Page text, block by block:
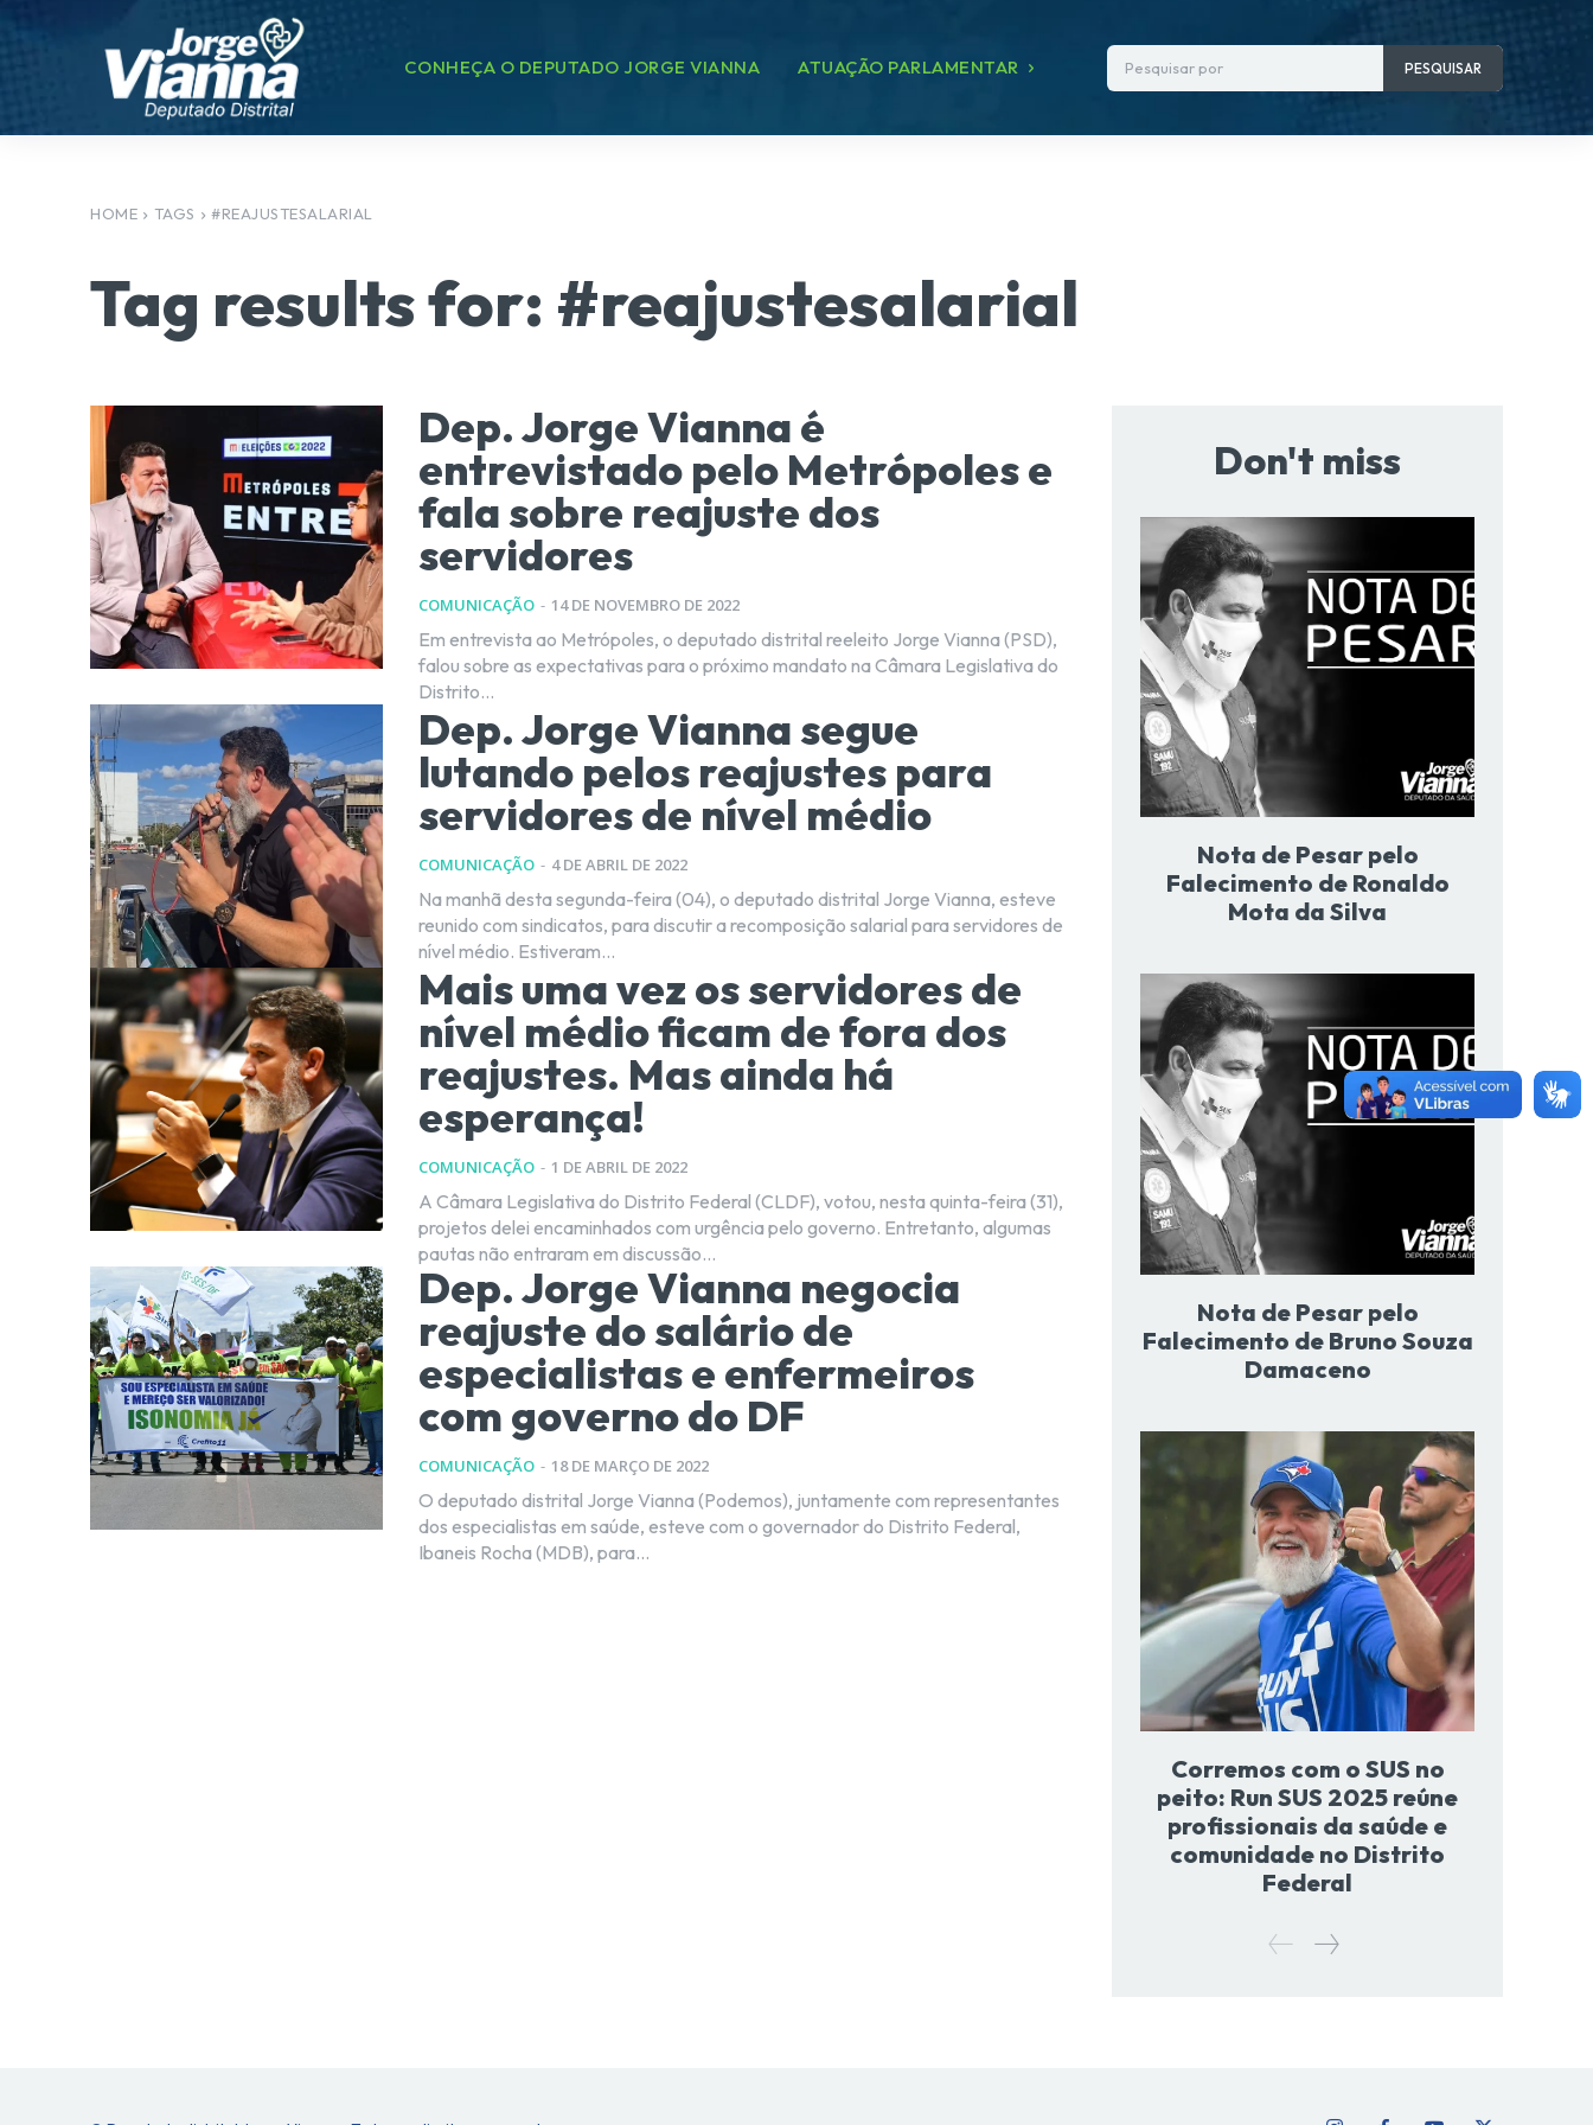
CONHEÇA O DEPUTADO JORGE VIANNA ATUAÇÃO PARLAMENTAR Pesquisar por PESQUISAR
HOME TAGS #REAJUSTESALARIAL
Tag results for: #reajustesalarial
Dep. Jorge Vianna é
entrevistado pelo Metrópoles e
fala sobre reajuste dos
servidores
COMUNICAÇÃO - 14 DE NOVEMBRO DE 2022
Em entrevista ao Metrópoles, o deputado distrital reeleito Jorge Vianna (PSD),
falou sobre as expectativas para o próximo mandato na Câmara Legislativa do
Distrito...
Dep. Jorge Vianna segue
lutando pelos reajustes para
servidores de nível médio
COMUNICAÇÃO - 4 DE ABRIL DE 2022
Na manhã desta segunda-feira (04), o deputado distrital Jorge Vianna, esteve
reunido com sindicatos, para discutir a recomposição salarial para servidores de
nível médio. Estiveram...
Mais uma vez os servidores de
nível médio ficam de fora dos
reajustes. Mas ainda há
esperança!
COMUNICAÇÃO - 1 DE ABRIL DE 2022
A Câmara Legislativa do Distrito Federal (CLDF), votou, nesta quinta-feira (31),
projetos delei encaminhados com urgência pelo governo. Entretanto, algumas
pautas não entraram em discussão...
Dep. Jorge Vianna negocia
reajuste do salário de
especialistas e enfermeiros
com governo do DF
COMUNICAÇÃO - 18 DE MARÇO DE 2022
O deputado distrital Jorge Vianna (Podemos), juntamente com representantes
dos especialistas em saúde, esteve com o governador do Distrito Federal,
Ibaneis Rocha (MDB), para...
Don't miss
Nota de Pesar pelo
Falecimento de Ronaldo
Mota da Silva
Nota de Pesar pelo
Falecimento de Bruno Souza
Damaceno
Corremos com o SUS no
peito: Run SUS 2025 reúne
profissionais da saúde e
comunidade no Distrito
Federal